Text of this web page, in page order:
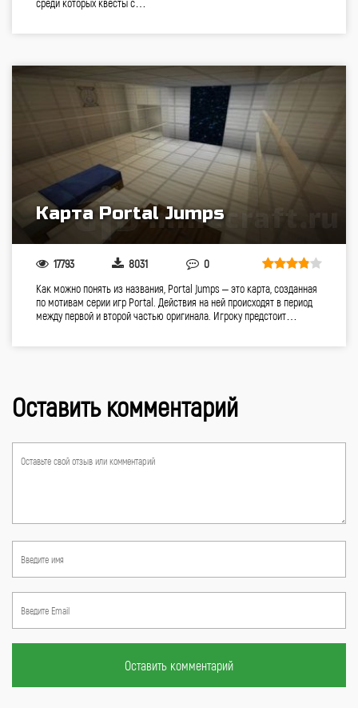
среди которых квесты с…
Карта Portal Jumps
17793 8031 0
Как можно понять из названия, Portal Jumps – это карта, созданная
по мотивам серии игр Portal. Действия на ней происходят в период
между первой и второй частью оригинала. Игроку предстоит…
Оставить комментарий
Оставить комментарий